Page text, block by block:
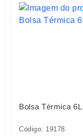
Bolsa Térmica 6L
Código: 19178